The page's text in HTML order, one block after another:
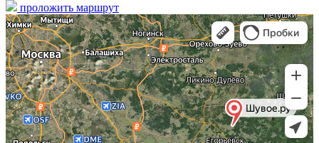
проложить маршрут